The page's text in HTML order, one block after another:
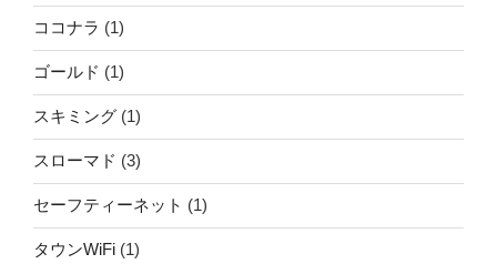
ココナラ (1)
ゴールド (1)
スキミング (1)
スローマド (3)
セーフティーネット (1)
タウンWiFi (1)